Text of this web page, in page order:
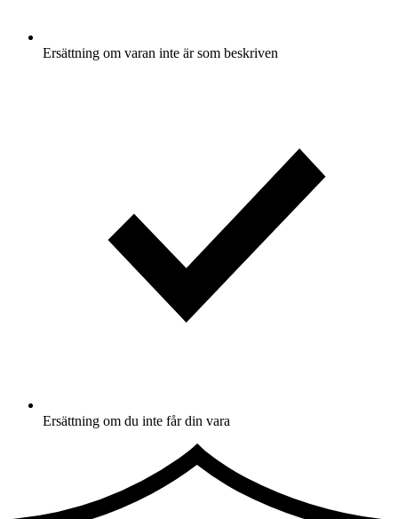
Ersättning om varan inte är som beskriven
Ersättning om du inte får din vara